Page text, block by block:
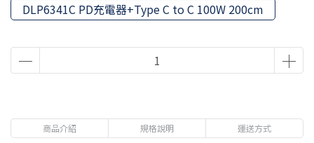
DLP6341C PD充電器+Type C to C 100W 200cm
商品介紹 規格說明 運送方式